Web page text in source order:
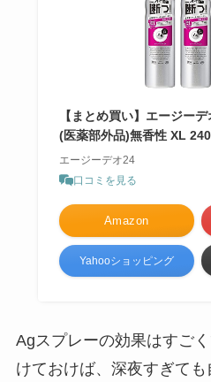
【まとめ買い】エージー
(医薬部外品)無香性 XL
エージーデオ24
口コミを見る
Amazon
Yahooショッピング
Agスプレーの効果はすご
けておけば、深夜すぎて